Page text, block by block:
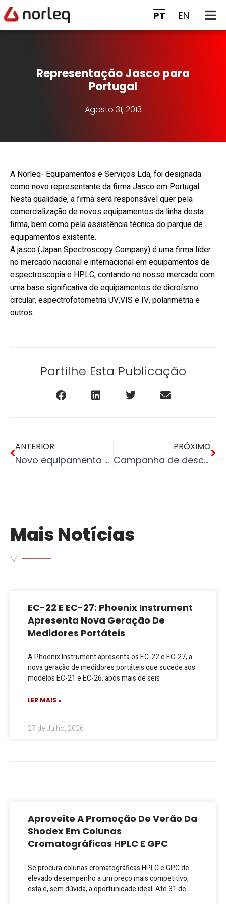
PT EN
Representação Jasco para
Portugal
Agosto 31, 2013
A Norleq- Equipamentos e Serviços Lda, foi designada
como novo representante da firma Jasco em Portugal.
Nesta qualidade, a firma será responsável quer pela
comercialização de novos equipamentos da linha desta
firma, bem como pela assistência técnica do parque de
equipamentos existente.
A jasco (Japan Spectroscopy Company) é uma firma líder
no mercado nacional e internacional em equipamentos de
espectroscopia e HPLC, contando no nosso mercado com
uma base significativa de equipamentos de dicroísmo
circular, espectrofotometria UV,VIS e IV, polarimetria e
outros.
Partilhe Esta Publicação
ANTERIOR
Novo equipamento de dicroísmo circular
PRÓXIMO
Campanha de descontos disponível em sistemas de HPLC
Mais Notícias
EC-22 E EC-27: Phoenix Instrument
Apresenta Nova Geração De
Medidores Portáteis
A Phoenix Instrument apresenta os EC-22 e EC-27, a
nova geração de medidores portáteis que sucede aos
modelos EC-21 e EC-26, após mais de seis
LER MAIS »
27 de Julho, 2026
Aproveite A Promoção De Verão Da
Shodex Em Colunas
Cromatográficas HPLC E GPC
Se procura colunas cromatográficas HPLC e GPC de
elevado desempenho a um preço mais competitivo,
esta é, sem dúvida, a oportunidade ideal. Até 31 de